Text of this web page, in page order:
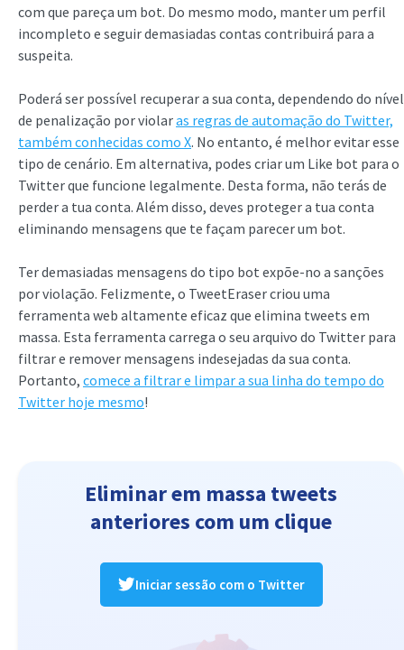
com que pareça um bot. Do mesmo modo, manter um perfil
incompleto e seguir demasiadas contas contribuirá para a
suspeita.
Poderá ser possível recuperar a sua conta, dependendo do nível
de penalização por violaras regras de automação do Twitter,
também conhecidas como X. No entanto, é melhor evitar esse
tipo de cenário. Em alternativa, podes criar um Like bot para o
Twitter que funcione legalmente. Desta forma, não terás de
perder a tua conta. Além disso, deves proteger a tua conta
eliminando mensagens que te façam parecer um bot.
Ter demasiadas mensagens do tipo bot expõe-no a sanções
por violação. Felizmente, o TweetEraser criou uma
ferramenta web altamente eficaz que elimina tweets em
massa. Esta ferramenta carrega o seu arquivo do Twitter para
filtrar e remover mensagens indesejadas da sua conta.
Portanto, comece a filtrar e limpar a sua linha do tempo do
Twitter hoje mesmo!
Eliminar em massa tweets
anteriores com um clique
Iniciar sessão com o Twitter